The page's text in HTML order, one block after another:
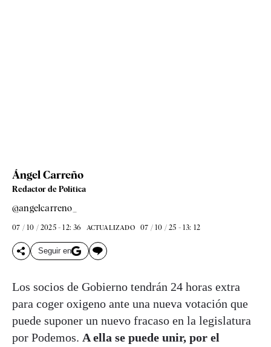
Ángel Carreño
Redactor de Política
@angelcarreno_
07 / 10 / 2025 - 12: 36 ACTUALIZADO 07 / 10 / 25 - 13: 12
Seguir en
Los socios de Gobierno tendrán 24 horas extra
para coger oxigeno ante una nueva votación que
puede suponer un nuevo fracaso en la legislatura
por Podemos. A ella se puede unir, por el